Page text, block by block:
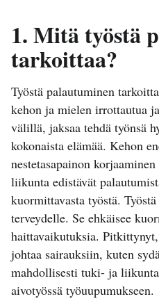
1. Mitä työstä
tarkoittaa?
Työstä palautuminen
kehon ja mielen irrottautua
välillä, jaksaa tehdä työnsä
kokonaista elämää. Kehon
nestetasapainon
liikunta edistävät
kuormittavasta työstä.
terveydelle. Se ehkäisee
haittavaikutuksia.
johtaa sairauksiin, kuten
mahdollisesti tuki- ja
aivotyössä työuupumukseen.